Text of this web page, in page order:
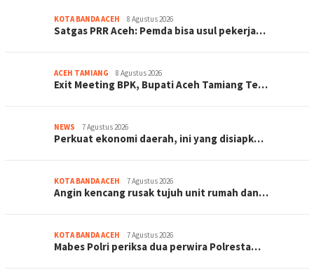
KOTA BANDA ACEH 8 Agustus 2026
Satgas PRR Aceh: Pemda bisa usul pekerja…
ACEH TAMIANG 8 Agustus 2026
Exit Meeting BPK, Bupati Aceh Tamiang Te…
NEWS 7 Agustus 2026
Perkuat ekonomi daerah, ini yang disiapk…
KOTA BANDA ACEH 7 Agustus 2026
Angin kencang rusak tujuh unit rumah dan…
KOTA BANDA ACEH 7 Agustus 2026
Mabes Polri periksa dua perwira Polresta…